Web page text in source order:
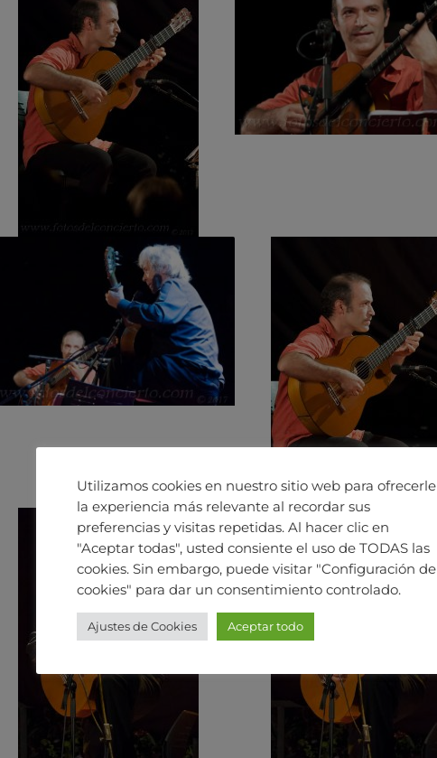
Utilizamos cookies en nuestro sitio web para ofrecerle
la experiencia más relevante al recordar sus
preferencias y visitas repetidas. Al hacer clic en
"Aceptar todas", usted consiente el uso de TODAS las
cookies. Sin embargo, puede visitar "Configuración de
cookies" para dar un consentimiento controlado.
Ajustes de Cookies Aceptar todo